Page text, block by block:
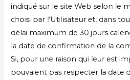
indiqué sur le site Web selon le
choisi par l’Utilisateur et, dans
délai maximum de 30 jours
la date de confirmation de la
Si, pour une raison qui leur est
pouvaient pas respecter la date